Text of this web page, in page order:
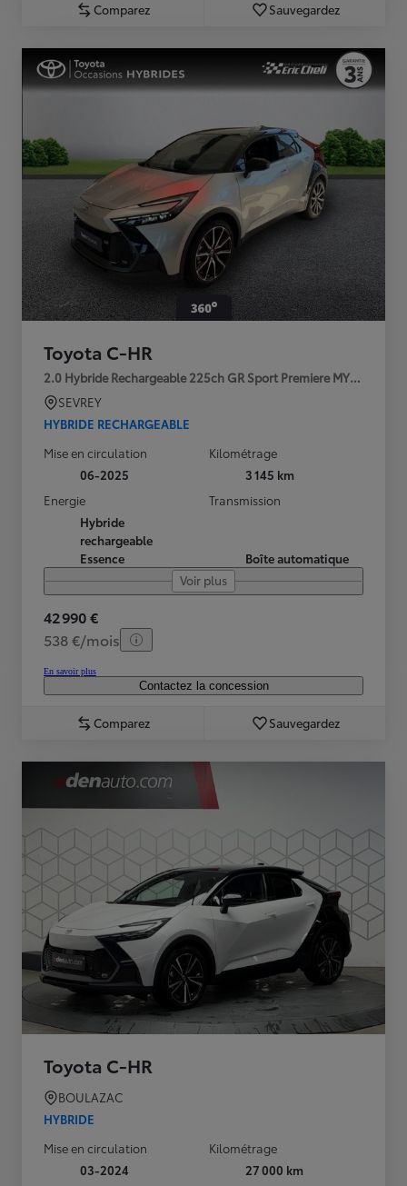
Comparez Sauvegardez
Toyota C-HR
2.0 Hybride Rechargeable 225ch GR Sport Premiere MY25
SEVREY
HYBRIDE RECHARGEABLE
Mise en circulation
06-2025
Kilométrage
3 145 km
Energie
Hybride
rechargeable
Essence
Transmission
Boîte automatique
Voir plus
42 990 €
538 €/mois
En savoir plus
Contactez la concession
Comparez Sauvegardez
Toyota C-HR
BOULAZAC
HYBRIDE
Mise en circulation
03-2024
Kilométrage
27 000 km